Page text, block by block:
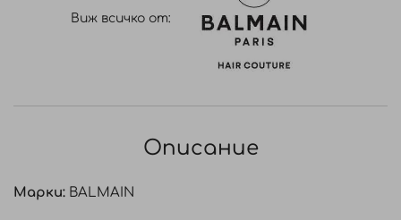
Виж всичко от:
Описание
Марки: BALMAIN